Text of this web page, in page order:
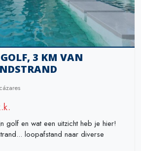
3 KM VAN
golf en wat een uitzicht heb je hier!
loopafstand naar diverse